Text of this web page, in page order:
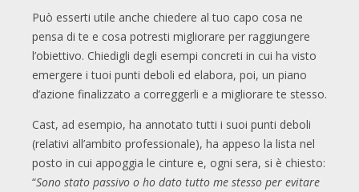
Può esserti utile anche chiedere al tuo capo cosa ne
pensa di te e cosa potresti migliorare per raggiungere
l’obiettivo. Chiedigli degli esempi concreti in cui ha visto
emergere i tuoi punti deboli ed elabora, poi, un piano
d’azione finalizzato a correggerli e a migliorare te stesso.
Cast, ad esempio, ha annotato tutti i suoi punti deboli
(relativi all’ambito professionale), ha appeso la lista nel
posto in cui appoggia le cinture e, ogni sera, si è chiesto:
“Sono stato passivo o ho dato tutto me stesso per evitare